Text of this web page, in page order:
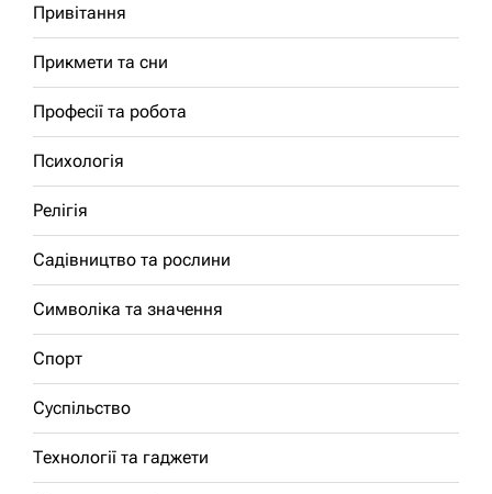
Привітання
Прикмети та сни
Професії та робота
Психологія
Релігія
Садівництво та рослини
Символіка та значення
Спорт
Суспільство
Технології та гаджети